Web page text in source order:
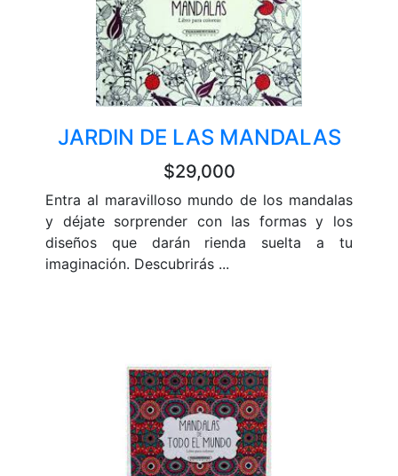
JARDIN DE LAS MANDALAS
$29,000
Entra al maravilloso mundo de los mandalas
y déjate sorprender con las formas y los
diseños que darán rienda suelta a tu
imaginación. Descubrirás ...